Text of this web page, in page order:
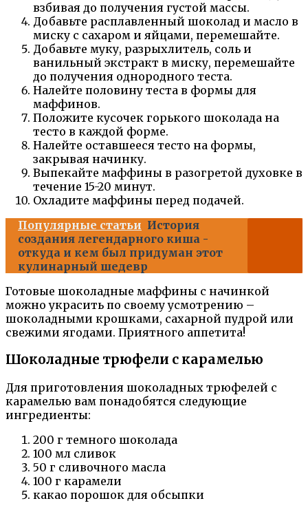
взбивая до получения густой массы.
Добавьте расплавленный шоколад и масло в
миску с сахаром и яйцами, перемешайте.
Добавьте муку, разрыхлитель, соль и
ванильный экстракт в миску, перемешайте
до получения однородного теста.
Налейте половину теста в формы для
маффинов.
Положите кусочек горького шоколада на
тесто в каждой форме.
Налейте оставшееся тесто на формы,
закрывая начинку.
Выпекайте маффины в разогретой духовке в
течение 15-20 минут.
Охладите маффины перед подачей.
Популярные статьи История
создания легендарного киша -
откуда и кем был придуман этот
кулинарный шедевр
Готовые шоколадные маффины с начинкой
можно украсить по своему усмотрению –
шоколадными крошками, сахарной пудрой или
свежими ягодами. Приятного аппетита!
Шоколадные трюфели с карамелью
Для приготовления шоколадных трюфелей с
карамелью вам понадобятся следующие
ингредиенты:
200 г темного шоколада
100 мл сливок
50 г сливочного масла
100 г карамели
какао порошок для обсыпки